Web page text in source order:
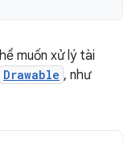
muốn xử lý tài
Drawable , như